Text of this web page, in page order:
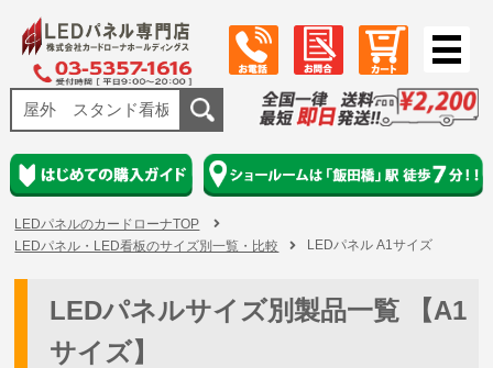
LEDパネルのカードローナTOP
LEDパネル・LED看板のサイズ別一覧・比較
LEDパネル A1サイズ
LEDパネルサイズ別製品一覧 【A1
サイズ】